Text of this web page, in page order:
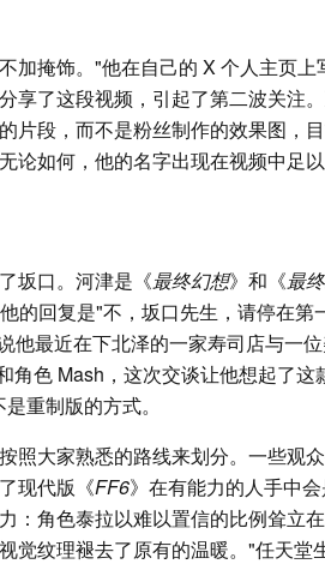
加掩饰。"他在自己的 X 个人主页
享了这段视频，引起了第二波关注
片段，而不是粉丝制作的效果图，
论如何，他的名字出现在视频中足以
坂口。河津是《最终幻想》和《最
的回复是"不，坂口先生，请停在
他最近在下北泽的一家寿司店与一
角色 Mash，这次交谈让他想起了
重制版的方式。
照大家熟悉的路线来划分。一些观
现代版《FF6》在有能力的人手中
：角色泰拉以难以置信的比例耸立
觉纹理褪去了原有的温暖。"任天堂